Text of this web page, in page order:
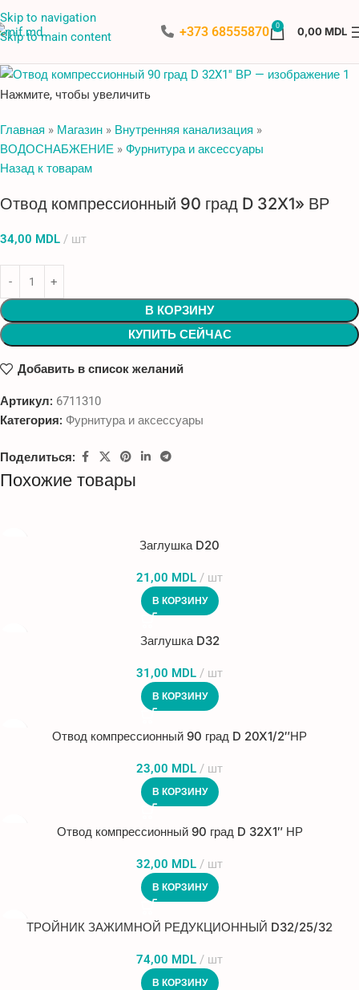
Skip to navigation
Skip to main content
+373 68555870 0 0,00MDL
Нажмите, чтобы увеличить
Главная » Магазин » Внутренняя канализация »
ВОДОСНАБЖЕНИЕ » Фурнитура и аксессуары
Назад к товарам
Отвод компрессионный 90 град D 32X1» ВР
34,00 MDL шт
В КОРЗИНУ
КУПИТЬ СЕЙЧАС
Добавить в список желаний
Артикул: 6711310
Категория: Фурнитура и аксессуары
Поделиться:
Похожие товары
Заглушка D20
21,00 MDL шт
В КОРЗИНУ
Заглушка D32
31,00 MDL шт
В КОРЗИНУ
Отвод компрессионный 90 град D 20X1/2″НР
23,00 MDL шт
В КОРЗИНУ
Отвод компрессионный 90 град D 32X1″ НР
32,00 MDL шт
В КОРЗИНУ
ТРОЙНИК ЗАЖИМНОЙ РЕДУКЦИОННЫЙ D32/25/32
74,00 MDL шт
В КОРЗИНУ